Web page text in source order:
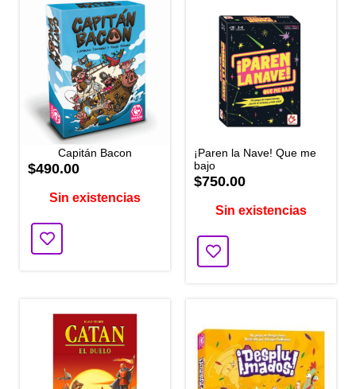
Capitán Bacon
$490.00
Sin existencias
¡Paren la Nave! Que me
bajo
$750.00
Sin existencias